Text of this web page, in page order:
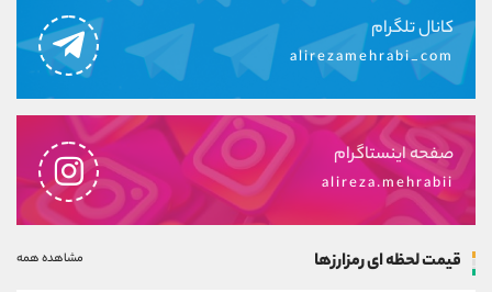
کانال تلگرام
alirezamehrabi_com
صفحه اینستاگرام
alireza.mehrabii
قیمت لحظه ای رمزارزها مشاهده همه